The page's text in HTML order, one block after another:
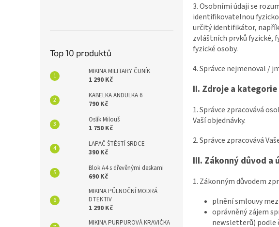
Top 10 produktů
MIKINA MILITARY ČUNÍK
1 290 Kč
KABELKA ANDULKA 6
790 Kč
Oslík Milouš
1 750 Kč
LAPAČ ŠTĚSTÍ SRDCE
390 Kč
Blok A4 s dřevěnými deskami
690 Kč
MIKINA PŮLNOČNÍ MODRÁ
DTEKTIV
1 290 Kč
MIKINA PURPUROVÁ KRAVIČKA
3. Osobními údaji se
identifikovatelnou
určitý identifikátor,
zvláštních prvků fyzické,
fyzické osoby.
4. Správce nejmenoval /
II. Zdroje a
1. Správce zpracovává
Vaší objednávky.
2. Správce zpracovává
III. Zákonný důvod a
1. Zákonným důvodem
plnění smlouvy
oprávněný zájem
newsletterů) podle